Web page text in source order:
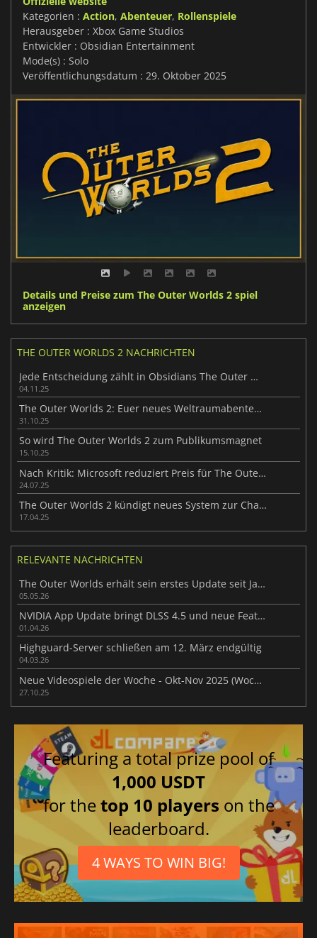
Kategorien : Action, Abenteuer, Rollenspiele
Herausgeber : Xbox Game Studios
Entwickler : Obsidian Entertainment
Mode(s) : Solo
Veröffentlichungsdatum : 29. Oktober 2025
Details und Preise zum The Outer Worlds 2 spiel
anzeigen
THE OUTER WORLDS 2 NACHRICHTEN
Jede Entscheidung zählt in Obsidians The Outer Worlds 2
04.11.25
The Outer Worlds 2: Euer neues Weltraumabenteuer wartet
31.10.25
So wird The Outer Worlds 2 zum Publikumsmagnet
15.10.25
Nach Kritik: Microsoft reduziert Preis für The Outer Worlds 2
24.07.25
The Outer Worlds 2 kündigt neues System zur Charaktererstellung an
17.04.25
RELEVANTE NACHRICHTEN
The Outer Worlds erhält sein erstes Update seit Jahren
05.05.26
NVIDIA App Update bringt DLSS 4.5 und neue Features
01.04.26
Highguard-Server schließen am 12. März endgültig
04.03.26
Neue Videospiele der Woche - Okt-Nov 2025 (Woche 44)
27.10.25
Featuring a total prize pool of
1,000 USDT
for thetop 10 players on the
leaderboard.
4 WAYS TO WIN BIG!